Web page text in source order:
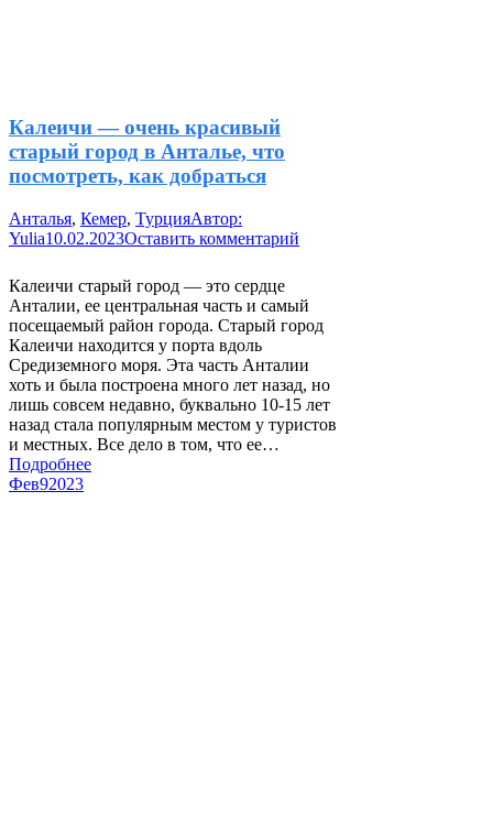
Калеичи — очень красивый
старый город в Анталье, что
посмотреть, как добраться
Анталья, Кемер, ТурцияАвтор:
Yulia10.02.2023Оставить комментарий
Калеичи старый город — это сердце
Анталии, ее центральная часть и самый
посещаемый район города. Старый город
Калеичи находится у порта вдоль
Средиземного моря. Эта часть Анталии
хоть и была построена много лет назад, но
лишь совсем недавно, буквально 10-15 лет
назад стала популярным местом у туристов
и местных. Все дело в том, что ее…
Подробнее
Фев92023